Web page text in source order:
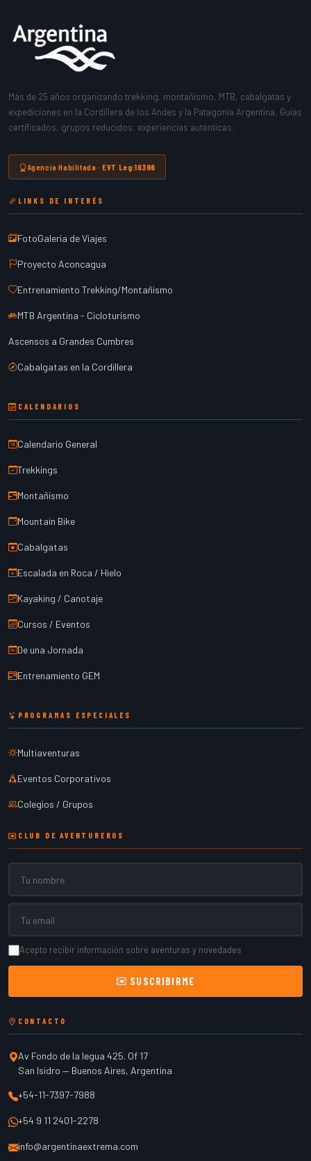
Más de 25 años organizando trekking, montañismo, MTB, cabalgatas y
expediciones en la Cordillera de los Andes y la Patagonia Argentina. Guías
certificados, grupos reducidos, experiencias auténticas.
Agencia Habilitada · EVT Leg:16396
LINKS DE INTERÉS
FotoGalería de Viajes
Proyecto Aconcagua
Entrenamiento Trekking/Montañismo
MTB Argentina - Cicloturismo
Ascensos a Grandes Cumbres
Cabalgatas en la Cordillera
CALENDARIOS
Calendario General
Trekkings
Montañismo
Mountain Bike
Cabalgatas
Escalada en Roca / Hielo
Kayaking / Canotaje
Cursos / Eventos
De una Jornada
Entrenamiento GEM
PROGRAMAS ESPECIALES
Multiaventuras
Eventos Corporativos
Colegios / Grupos
CLUB DE AVENTUREROS
Acepto recibir información sobre aventuras y novedades
SUSCRIBIRME
CONTACTO
Av Fondo de la legua 425. Of 17
San Isidro — Buenos Aires, Argentina
+54-11-7397-7988
+54 9 11 2401-2278
info@argentinaextrema.com